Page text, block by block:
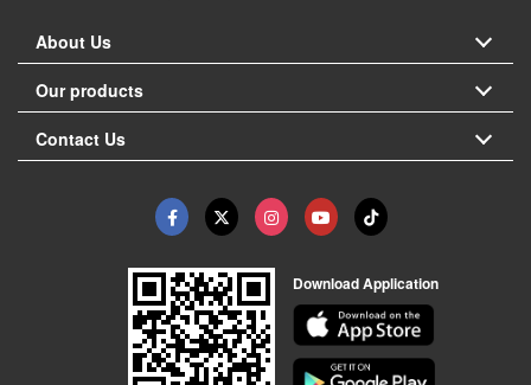
About Us
Our products
Contact Us
Download Application